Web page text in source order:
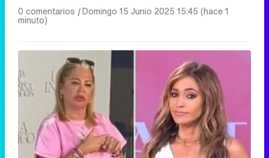
0 comentarios |Domingo 15 Junio 2025 15:45 (hace 1
minuto)